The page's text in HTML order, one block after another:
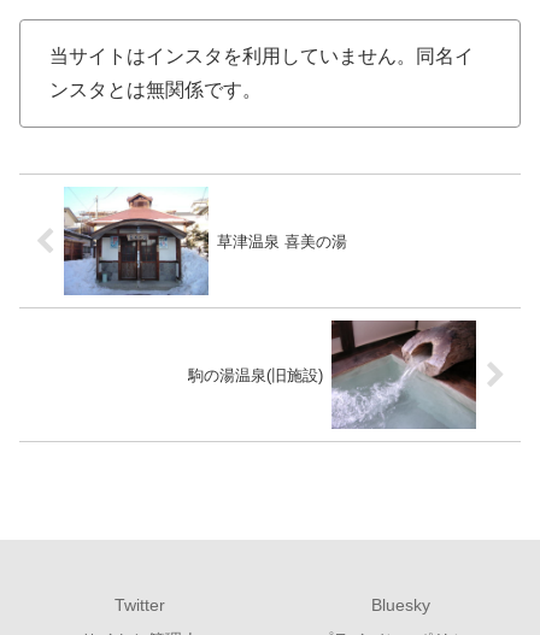
当サイトはインスタを利用していません。同名イ
ンスタとは無関係です。
草津温泉 喜美の湯
駒の湯温泉(旧施設)
Twitter
Bluesky